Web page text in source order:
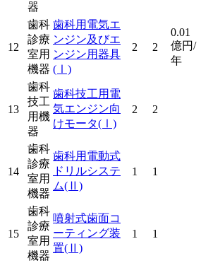
器
12
歯科
診療
室用
機器
歯科用電気エ
ンジン及びエ
ンジン用器具
(Ⅰ)
2 2
0.01
億円/
年
13
歯科
技工
用機
器
歯科技工用電
気エンジン向
けモータ(Ⅰ)
2 2
14
歯科
診療
室用
機器
歯科用電動式
ドリルシステ
ム(Ⅱ)
1 1
15
歯科
診療
室用
機器
噴射式歯面コ
ーティング装
置(Ⅱ)
1 1